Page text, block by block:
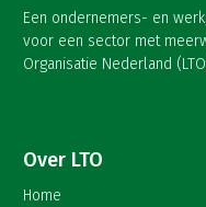
Een ondernemers- en
voor een sector met
Organisatie Nederland
Over LTO
Home